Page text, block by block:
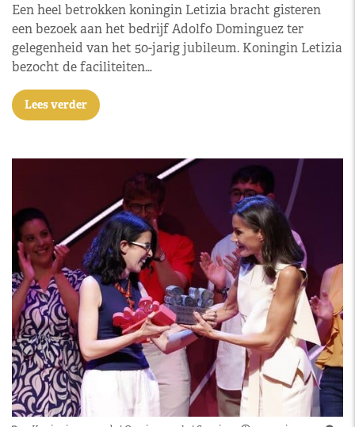
Een heel betrokken koningin Letizia bracht gisteren
een bezoek aan het bedrijf Adolfo Dominguez ter
gelegenheid van het 50-jarig jubileum. Koningin Letizia
bezocht de faciliteiten…
Lees verder